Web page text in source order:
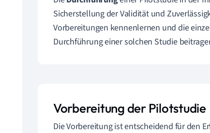
Sicherstellung der Validität und
Vorbereitungen kennenlernen und die
Durchführung einer solchen Studie
Vorbereitung der Pilotstudie
Die Vorbereitung ist entscheidend für den